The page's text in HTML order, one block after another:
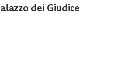
dei Giudice